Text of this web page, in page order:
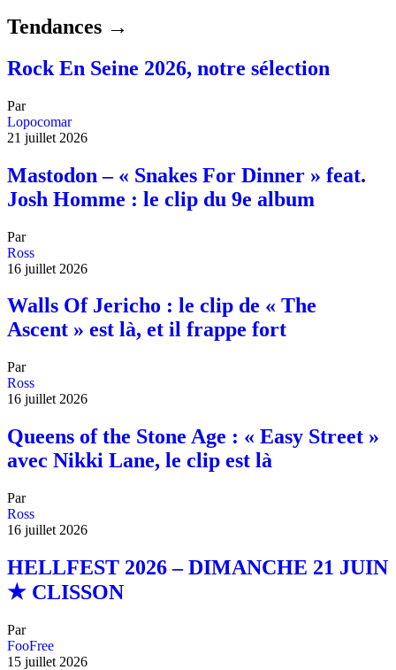
Tendances →
Rock En Seine 2026, notre sélection
Par
Lopocomar
21 juillet 2026
Mastodon – « Snakes For Dinner » feat.
Josh Homme : le clip du 9e album
Par
Ross
16 juillet 2026
Walls Of Jericho : le clip de « The
Ascent » est là, et il frappe fort
Par
Ross
16 juillet 2026
Queens of the Stone Age : « Easy Street »
avec Nikki Lane, le clip est là
Par
Ross
16 juillet 2026
HELLFEST 2026 – DIMANCHE 21 JUIN
★ CLISSON
Par
FooFree
15 juillet 2026